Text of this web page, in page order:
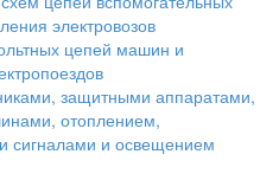
электровозов
цепей машин и
защитными аппаратами,
отоплением,
сигналами и освещением